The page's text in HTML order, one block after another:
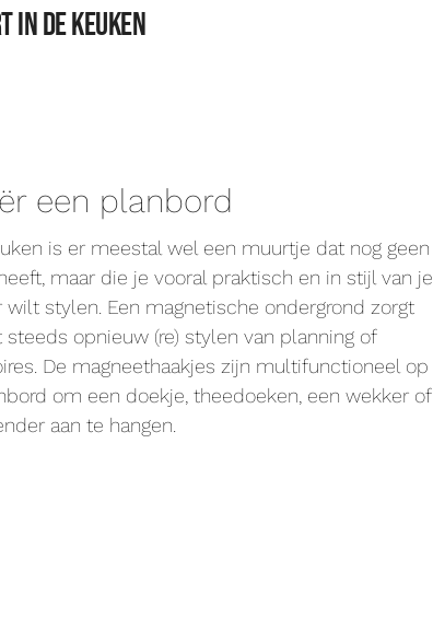
in de keuken
een planbord
is er meestal wel een muurtje dat nog geen
maar die je vooral praktisch en in stijl van je
wilt stylen. Een magnetische ondergrond zorgt
steeds opnieuw (re) stylen van planning of
De magneethaakjes zijn multifunctioneel op
om een doekje, theedoeken, een wekker of
aan te hangen.